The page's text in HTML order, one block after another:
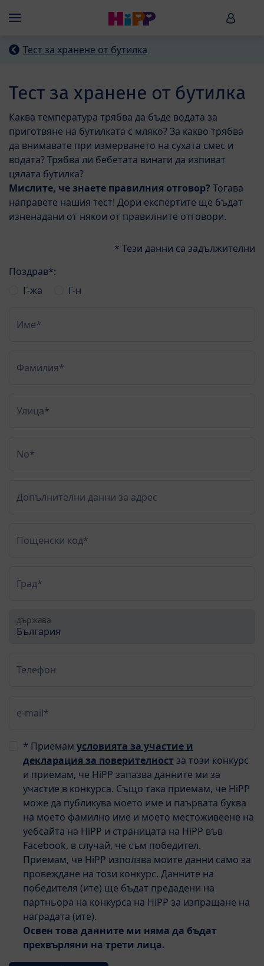
Menü HiPP
Тест за хранене от бутилка
Тест за хранене от бутилка
Каква температура трябва да бъде водата за
приготвяне на бутилката с мляко? За какво трябва
да внимавате при измерването на сухата смес и
водата? Трябва ли бебетата винаги да изпиват
цялата бутилка?
Мислите, че знаете правилния отговор? Тогава
направете нашия тест! Дори експертите ще бъдат
изненадани от някои от правилните отговори.
* Тези данни са задължителни
Поздрав*:
Г-жа
Г-н
Име*
Фамилия*
Улица*
No*
Допълнителни данни за адрес
Пощенски код*
Град*
държава
Телефон
e-mail*
* Приемам условията за участие и
декларация за поверителностза този конкурс
и приемам, че HiPP запазва данните ми за
участие в конкурса. Също така приемам, че HiPP
може да публикува моето име и паървата буква
на моето фамилно име и моето местоживеене на
уебсайта на HiPP и страницата на HiPP във
Facebook, в случай, че съм победител.
Приемам, че HiPP използва моите данни само за
провеждане на този конкурс. Данните на
победителя (ите) ще бъдат предадени на
партньора на конкурса на HiPP за изпращане на
наградата (ите).
Освен това данните ми няма да бъдат
прехвърляни на трети лица.